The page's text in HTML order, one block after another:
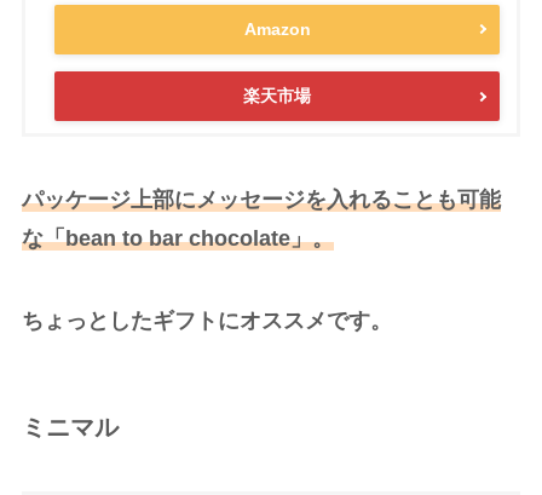
Amazon
楽天市場
パッケージ上部にメッセージを入れることも可能
な「bean to bar chocolate」。
ちょっとしたギフトにオススメです。
ミニマル